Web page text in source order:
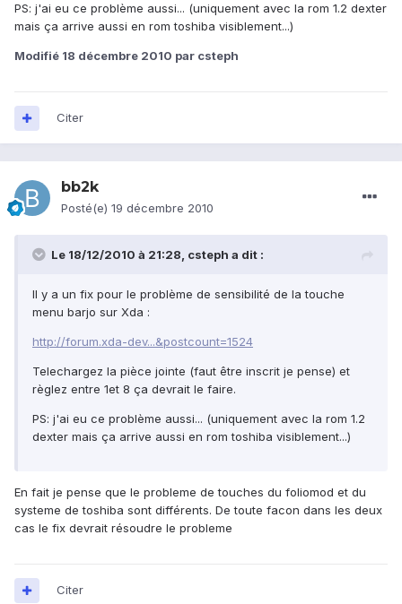
PS: j'ai eu ce problème aussi... (uniquement avec la rom 1.2 dexter
mais ça arrive aussi en rom toshiba visiblement...)
Modifié 18 décembre 2010 par csteph
Citer
bb2k
Posté(e) 19 décembre 2010
Le 18/12/2010 à 21:28, csteph a dit :
Il y a un fix pour le problème de sensibilité de la touche
menu barjo sur Xda :
http://forum.xda-dev...&postcount=1524
Telechargez la pièce jointe (faut être inscrit je pense) et
règlez entre 1et 8 ça devrait le faire.
PS: j'ai eu ce problème aussi... (uniquement avec la rom 1.2
dexter mais ça arrive aussi en rom toshiba visiblement...)
En fait je pense que le probleme de touches du foliomod et du
systeme de toshiba sont différents. De toute facon dans les deux
cas le fix devrait résoudre le probleme
Citer